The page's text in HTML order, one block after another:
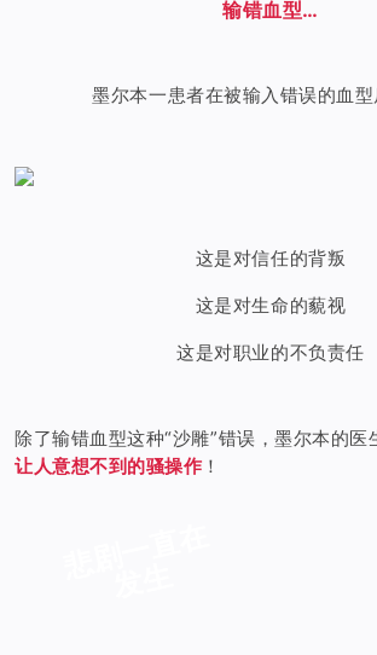
输错血型…
墨尔本一患者在被输入错误的血型
这是对信任的背叛
这是对生命的藐视
这是对职业的不负责任
除了输错血型这种“沙雕”错误，墨尔本的医
让人意想不到的骚操作 ！